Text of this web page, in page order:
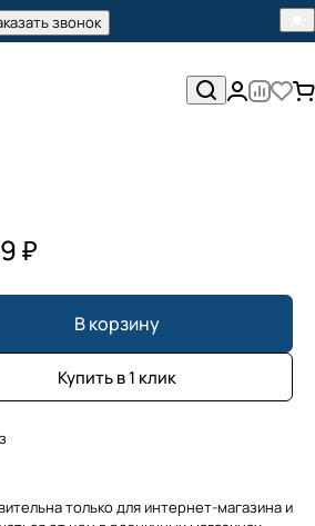
звонок
₽
В корзину
Купить в 1 клик
только для интернет-магазина и